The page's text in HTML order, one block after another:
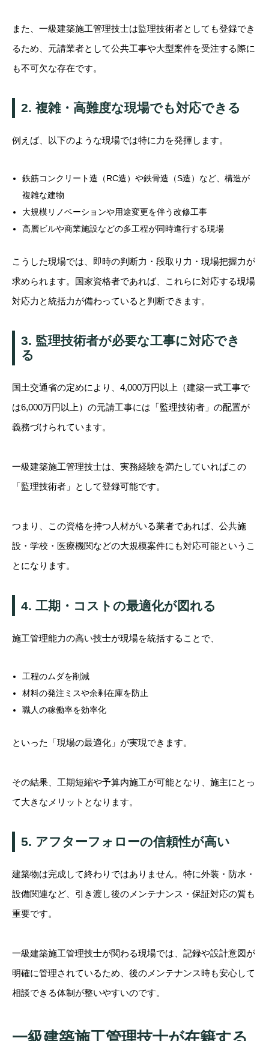
また、一級建築施工管理技士は監理技術者としても登録でき
るため、元請業者として公共工事や大型案件を受注する際に
も不可欠な存在です。
2. 複雑・高難度な現場でも対応できる
例えば、以下のような現場では特に力を発揮します。
鉄筋コンクリート造（RC造）や鉄骨造（S造）など、構造が
複雑な建物
大規模リノベーションや用途変更を伴う改修工事
高層ビルや商業施設などの多工程が同時進行する現場
こうした現場では、即時の判断力・段取り力・現場把握力が
求められます。国家資格者であれば、これらに対応する現場
対応力と統括力が備わっていると判断できます。
3. 監理技術者が必要な工事に対応でき
る
国土交通省の定めにより、4,000万円以上（建築一式工事で
は6,000万円以上）の元請工事には「監理技術者」の配置が
義務づけられています。
一級建築施工管理技士は、実務経験を満たしていればこの
「監理技術者」として登録可能です。
つまり、この資格を持つ人材がいる業者であれば、公共施
設・学校・医療機関などの大規模案件にも対応可能というこ
とになります。
4. 工期・コストの最適化が図れる
施工管理能力の高い技士が現場を統括することで、
工程のムダを削減
材料の発注ミスや余剰在庫を防止
職人の稼働率を効率化
といった「現場の最適化」が実現できます。
その結果、工期短縮や予算内施工が可能となり、施主にとっ
て大きなメリットとなります。
5. アフターフォローの信頼性が高い
建築物は完成して終わりではありません。特に外装・防水・
設備関連など、引き渡し後のメンテナンス・保証対応の質も
重要です。
一級建築施工管理技士が関わる現場では、記録や設計意図が
明確に管理されているため、後のメンテナンス時も安心して
相談できる体制が整いやすいのです。
一級建築施工管理技士が在籍する